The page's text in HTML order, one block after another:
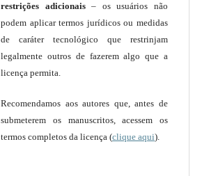
restrições adicionais– os usuários não
podem aplicar termos jurídicos ou medidas
de caráter tecnológico que restrinjam
legalmente outros de fazerem algo que a
licença permita.
Recomendamos aos autores que, antes de
submeterem os manuscritos, acessem os
termos completos da licença (clique aqui).